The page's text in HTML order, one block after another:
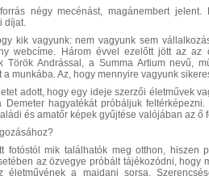
négy mecénást, magánembert
díjat.
kik vagyunk: nem vagyunk sem
webcíme. Három évvel ezelőtt jött az
Török Andrással, a Summa Artium nevű,
munkába. Az, hogy mennyire vagyunk
adott, hogy egy ideje szerzői életművek
hagyatékát próbáljuk
és amatőr képek gyűjtése valójában az
fotóstól mik találhatók meg otthon,
az özvegye próbált tájékozódni,
életművének a majdani sorsa.